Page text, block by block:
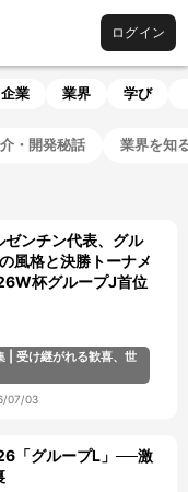
ログイン
企業 業界 学び
・開発秘話 業界を知
ンチン代表、グル
風格と決勝トーナメ
杯グループJ首位
| 受け継がれる歓喜、世
07/03
「グループL」──激